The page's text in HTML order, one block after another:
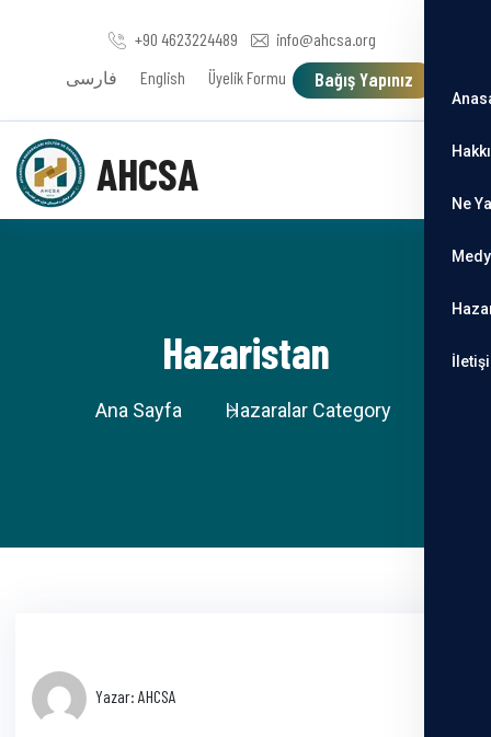
+90 4623224489
info@ahcsa.org
فارسی
English Üyelik Formu Bağış Yapınız
AHCSA
Ne
Hazaristan
Ana Sayfa Hazaralar Category
Yazar: AHCSA